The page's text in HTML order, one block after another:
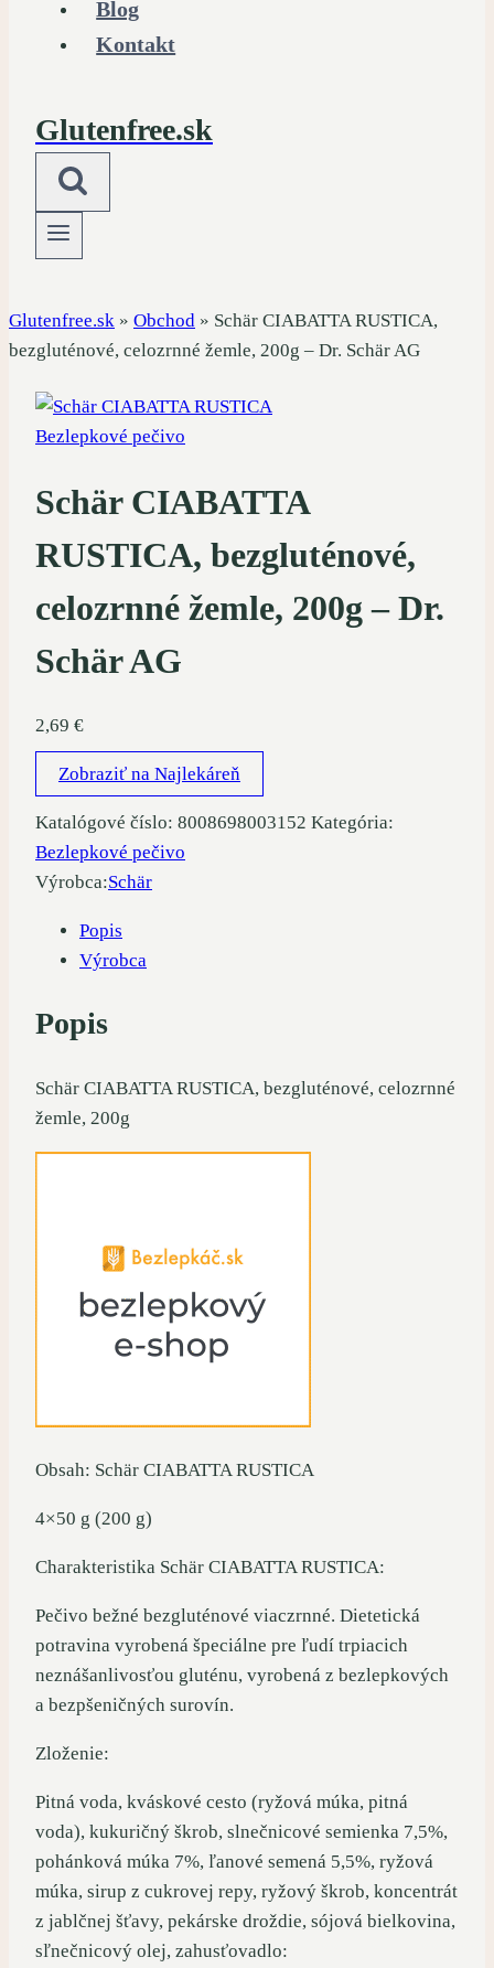
Blog
Kontakt
Glutenfree.sk
Glutenfree.sk » Obchod » Schär CIABATTA RUSTICA,
bezgluténové, celozrnné žemle, 200g – Dr. Schär AG
Bezlepkové pečivo
Schär CIABATTA
RUSTICA, bezgluténové,
celozrnné žemle, 200g – Dr.
Schär AG
2,69 €
Zobraziť na Najlekáreň
Katalógové číslo: 8008698003152 Kategória:
Bezlepkové pečivo
Výrobca:Schär
Popis
Výrobca
Popis
Schär CIABATTA RUSTICA, bezgluténové, celozrnné
žemle, 200g
Obsah: Schär CIABATTA RUSTICA
4×50 g (200 g)
Charakteristika Schär CIABATTA RUSTICA:
Pečivo bežné bezgluténové viaczrnné. Dietetická
potravina vyrobená špeciálne pre ľudí trpiacich
neznášanlivosťou gluténu, vyrobená z bezlepkových
a bezpšeničných surovín.
Zloženie:
Pitná voda, kváskové cesto (ryžová múka, pitná
voda), kukuričný škrob, slnečnicové semienka 7,5%,
pohánková múka 7%, ľanové semená 5,5%, ryžová
múka, sirup z cukrovej repy, ryžový škrob, koncentrát
z jablčnej šťavy, pekárske droždie, sójová bielkovina,
sľnečnicový olej, zahusťovadlo: